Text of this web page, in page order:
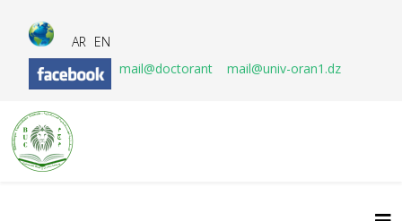
AR EN
mail@doctorant
mail@univ-oran1.dz